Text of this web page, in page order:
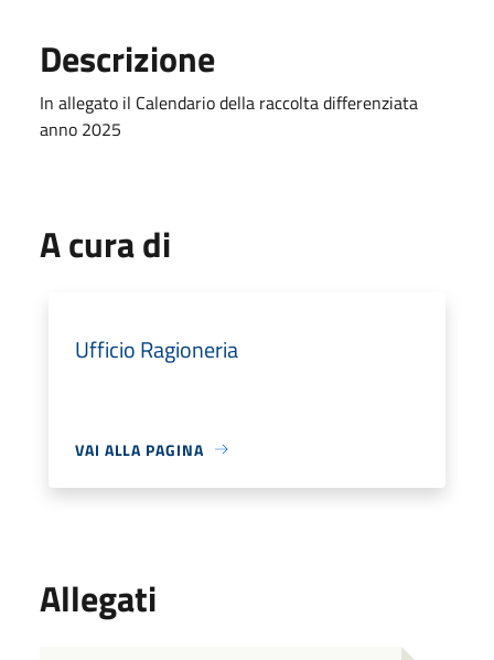
Descrizione
In allegato il Calendario della raccolta differenziata
anno 2025
A cura di
Ufficio Ragioneria
VAI ALLA PAGINA
Allegati